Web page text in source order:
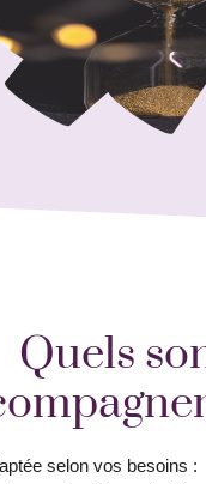
Quels
selon vos besoins :